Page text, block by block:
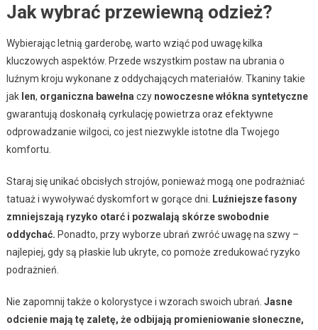
Jak wybrać przewiewną odzież?
Wybierając letnią garderobę, warto wziąć pod uwagę kilka
kluczowych aspektów. Przede wszystkim postaw na ubrania o
luźnym kroju wykonane z oddychających materiałów. Tkaniny takie
jak len, organiczna bawełna czy nowoczesne włókna syntetyczne
gwarantują doskonałą cyrkulację powietrza oraz efektywne
odprowadzanie wilgoci, co jest niezwykle istotne dla Twojego
komfortu.
Staraj się unikać obcisłych strojów, ponieważ mogą one podrażniać
tatuaż i wywoływać dyskomfort w gorące dni.
Luźniejsze fasony
zmniejszają ryzyko otarć i pozwalają skórze swobodnie
oddychać. Ponadto, przy wyborze ubrań zwróć uwagę na szwy –
najlepiej, gdy są płaskie lub ukryte, co pomoże zredukować ryzyko
podrażnień.
Nie zapomnij także o kolorystyce i wzorach swoich ubrań. Jasne
odcienie mają tę zaletę, że odbijają promieniowanie słoneczne,